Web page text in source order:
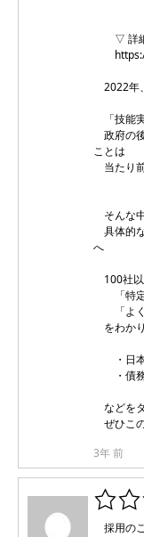
▽ 詳細
https://
2022年
「技能
政府の
ことは
当たり
そんな
具体的
へ
100社以
「特定
「よく
をわか
・日本
・債務
などを
ぜひこ
3年 前
採用の